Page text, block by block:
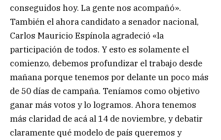
conseguidos hoy. La gente nos acompañó».
También el ahora candidato a senador nacional,
Carlos Mauricio Espínola agradeció «la
participación de todos. Y esto es solamente el
comienzo, debemos profundizar el trabajo desde
mañana porque tenemos por delante un poco más
de 50 días de campaña. Teníamos como objetivo
ganar más votos y lo logramos. Ahora tenemos
más claridad de acá al 14 de noviembre, y debatir
claramente qué modelo de país queremos y